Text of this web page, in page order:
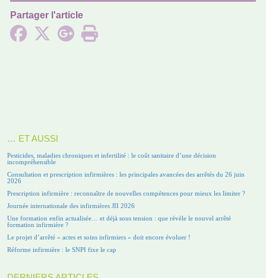
Partager l'article
… ET AUSSI
Pesticides, maladies chroniques et infertilité : le coût sanitaire d’une décision
incompréhensible
Consultation et prescription infirmières : les principales avancées des arrêtés du 26 juin
2026
Prescription infirmière : reconnaître de nouvelles compétences pour mieux les limiter ?
Journée internationale des infirmières JII 2026
Une formation enfin actualisée… et déjà sous tension : que révèle le nouvel arrêté
formation infirmière ?
Le projet d’arrêté « actes et soins infirmiers » doit encore évoluer !
Réforme infirmière : le SNPI fixe le cap